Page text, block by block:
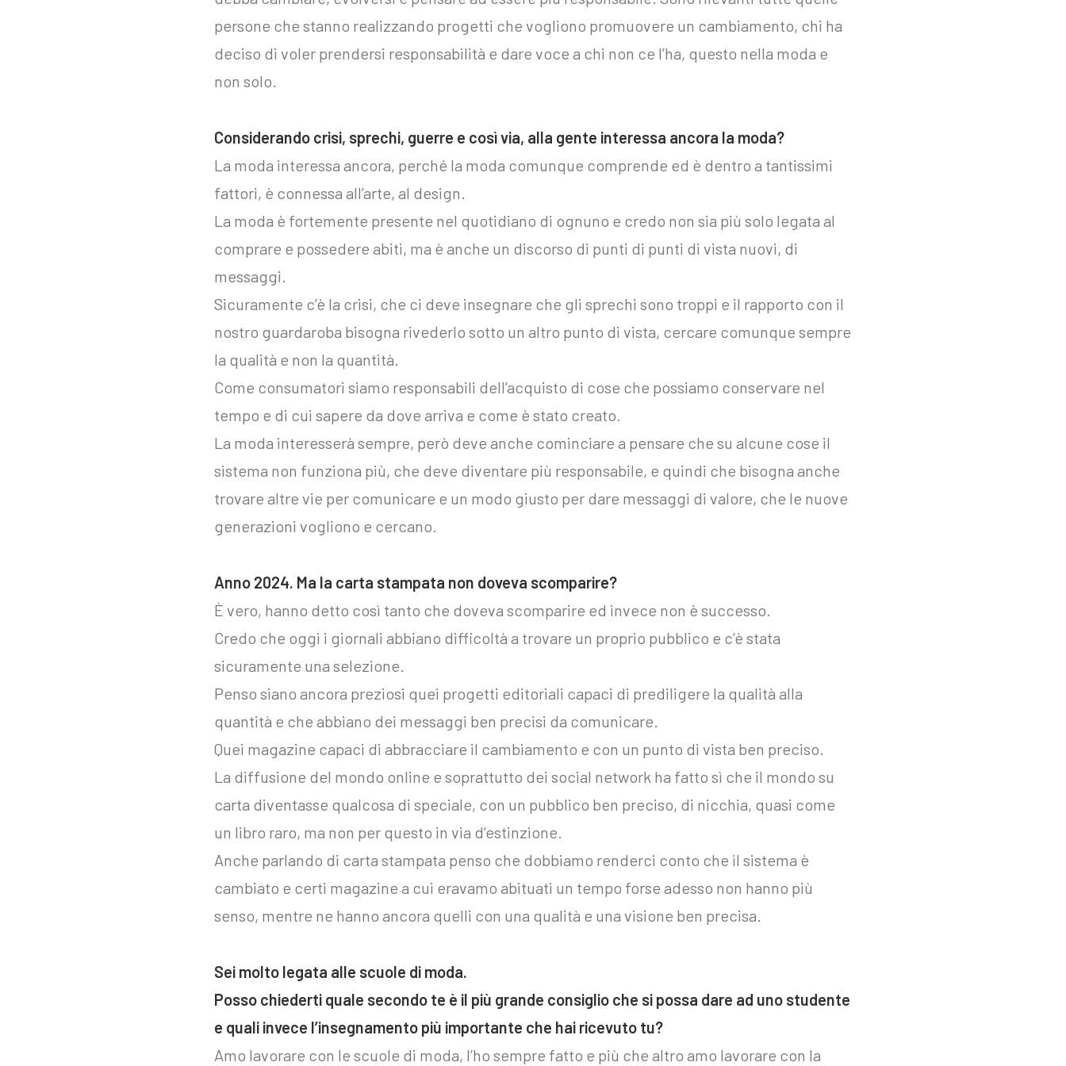
persone che stanno realizzando progetti che vogliono promuovere un cambiamento, chi ha
deciso di voler prendersi responsabilità e dare voce a chi non ce l’ha, questo nella moda e
non solo.
Considerando crisi, sprechi, guerre e così via, alla gente interessa ancora la moda?
La moda interessa ancora, perché la moda comunque comprende ed è dentro a tantissimi
fattori, è connessa all’arte, al design.
La moda è fortemente presente nel quotidiano di ognuno e credo non sia più solo legata al
comprare e possedere abiti, ma è anche un discorso di punti di punti di vista nuovi, di
messaggi.
Sicuramente c’è la crisi, che ci deve insegnare che gli sprechi sono troppi e il rapporto con il
nostro guardaroba bisogna rivederlo sotto un altro punto di vista, cercare comunque sempre
la qualità e non la quantità.
Come consumatori siamo responsabili dell’acquisto di cose che possiamo conservare nel
tempo e di cui sapere da dove arriva e come è stato creato.
La moda interesserà sempre, però deve anche cominciare a pensare che su alcune cose il
sistema non funziona più, che deve diventare più responsabile, e quindi che bisogna anche
trovare altre vie per comunicare e un modo giusto per dare messaggi di valore, che le nuove
generazioni vogliono e cercano.
Anno 2024. Ma la carta stampata non doveva scomparire?
È vero, hanno detto così tanto che doveva scomparire ed invece non è successo.
Credo che oggi i giornali abbiano difficoltà a trovare un proprio pubblico e c’è stata
sicuramente una selezione.
Penso siano ancora preziosi quei progetti editoriali capaci di prediligere la qualità alla
quantità e che abbiano dei messaggi ben precisi da comunicare.
Quei magazine capaci di abbracciare il cambiamento e con un punto di vista ben preciso.
La diffusione del mondo online e soprattutto dei social network ha fatto sì che il mondo su
carta diventasse qualcosa di speciale, con un pubblico ben preciso, di nicchia, quasi come
un libro raro, ma non per questo in via d’estinzione.
Anche parlando di carta stampata penso che dobbiamo renderci conto che il sistema è
cambiato e certi magazine a cui eravamo abituati un tempo forse adesso non hanno più
senso, mentre ne hanno ancora quelli con una qualità e una visione ben precisa.
Sei molto legata alle scuole di moda.
Posso chiederti quale secondo te è il più grande consiglio che si possa dare ad uno studente
e quali invece l’insegnamento più importante che hai ricevuto tu?
Amo lavorare con le scuole di moda, l’ho sempre fatto e più che altro amo lavorare con la